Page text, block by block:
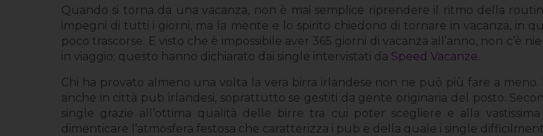
Quando si torna da una vacanza, non è mai semplice riprendere il ritmo della
impegni di tutti i giorni, ma la mente e lo spirito chiedono di tornare in vacanza, in
poco trascorse. E visto che è impossibile aver 365 giorni di vacanza all’anno, non
in viaggio; questo hanno dichiarato dai single intervistati da Speed Vacanze
Chi ha provato almeno una volta la vera birra irlandese non ne può più fare a meno.
anche in città pub irlandesi, soprattutto se gestiti da gente originaria del posto.
single grazie all’ottima qualità delle birre tra cui poter scegliere e alla
dimenticare l’atmosfera festosa che caratterizza i pub e della quale i single